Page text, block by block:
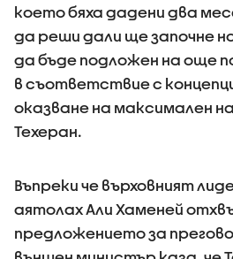
което бяха дадени два
да реши дали ще започне
да бъде подложен на още
в съответствие с
оказване на максимален
Техеран.
Въпреки че върховният
аятолах Али Хаменей
предложението за